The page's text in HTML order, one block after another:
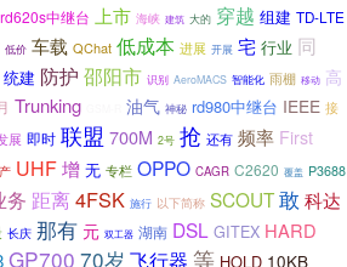
rd620s中继台 上市 海峡 建筑 大的 穿越 组建 TD-LTE
低价 车载 QChat 低成本 进展 开展 宅 行业 同
统建 防护 邵阳市 识别 AeroMACS 智能化 雨棚 移动 高
Trunking 油气 神秘 rd980中继台 IEEE 接
展 即时 联盟 700M 2号 抢 还有 频率 First
UHF增 无 专栏 OPPO CAGR C2620 覆盖 P3688
务 距离4FSK 施行 以下简称 SCOUT敢 科达
长庆 那有 元 双工器 湖南 DSL GITEX HARD
GP700 70岁 飞行器 等 HOLD 10KB